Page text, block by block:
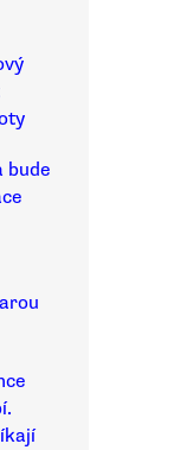
bude